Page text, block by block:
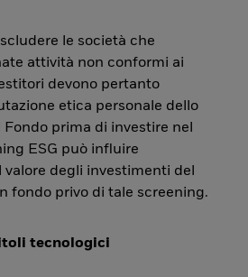
le società che
attività non conformi ai
devono pertanto
etica personale dello
prima di investire nel
ESG può influire
degli investimenti del
fondo privo di tale screening.
tecnologici